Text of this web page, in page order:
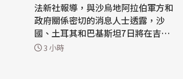
法新社報導，與沙烏地阿拉伯軍方和
政府關係密切的消息人士透露，沙
國、土耳其和巴基斯坦7日將在吉達
簽署一項聯合防衛協議。 在美國與伊
3 小時